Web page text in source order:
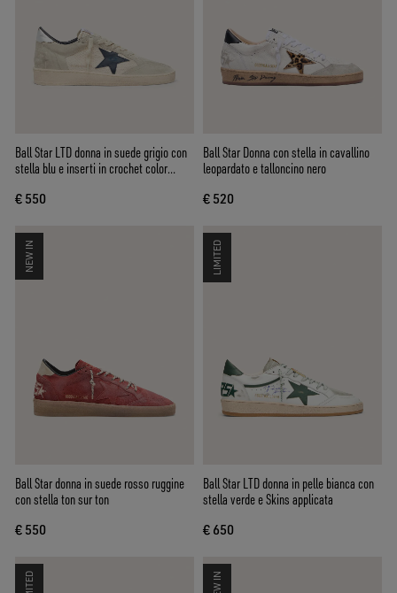
Ball Star LTD donna in suede grigio con
stella blu e inserti in crochet color
€ 550
Ball Star Donna con stella in cavallino
leopardato e talloncino nero
€ 520
NEW IN
Ball Star donna in suede rosso ruggine
con stella ton sur ton
€ 550
LIMITED
Ball Star LTD donna in pelle bianca con
stella verde e Skins applicata
€ 650